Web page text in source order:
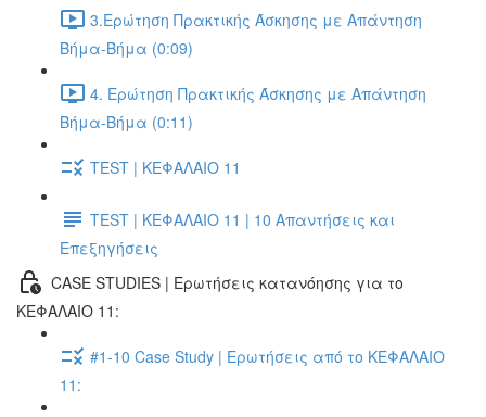
3.Ερώτηση Πρακτικής Άσκησης με Απάντηση
Βήμα-Βήμα (0:09)
4. Ερώτηση Πρακτικής Άσκησης με Απάντηση
Βήμα-Βήμα (0:11)
TEST | ΚΕΦΑΛΑΙΟ 11
TEST | ΚΕΦΑΛΑΙΟ 11 | 10 Απαντήσεις και
Επεξηγήσεις
CASE STUDIES | Ερωτήσεις κατανόησης για το
ΚΕΦΑΛΑΙΟ 11:
#1-10 Case Study | Ερωτήσεις από το ΚΕΦΑΛΑΙΟ
11: